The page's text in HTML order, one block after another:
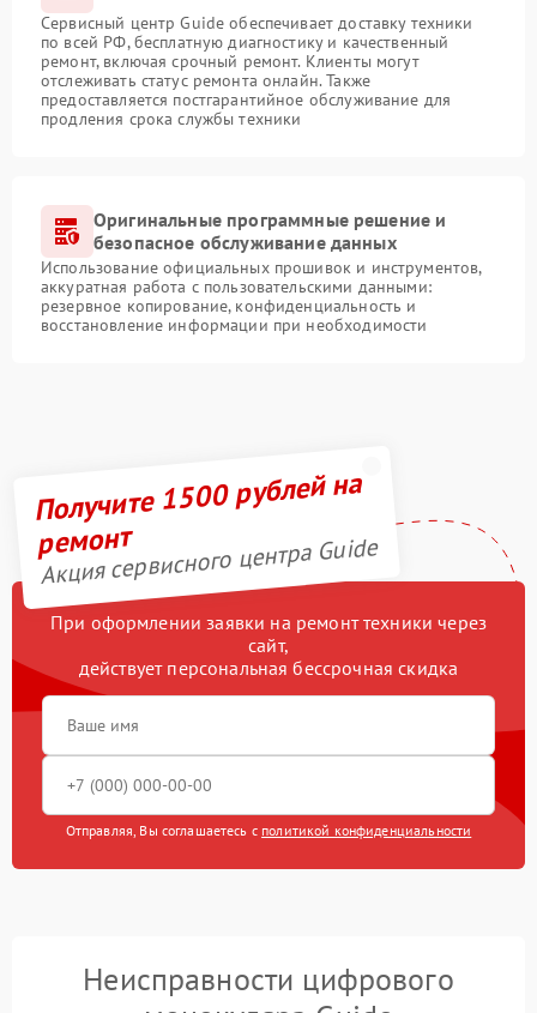
Сервисный центр Guide обеспечивает доставку техники
по всей РФ, бесплатную диагностику и качественный
ремонт, включая срочный ремонт. Клиенты могут
отслеживать статус ремонта онлайн. Также
предоставляется постгарантийное обслуживание для
продления срока службы техники
Оригинальные программные решение и
безопасное обслуживание данных
Использование официальных прошивок и инструментов,
аккуратная работа с пользовательскими данными:
резервное копирование, конфиденциальность и
восстановление информации при необходимости
Получите 1500 рублей на
ремонт
Акция сервисного центра Guide
При оформлении заявки на ремонт техники через
сайт,
действует персональная бессрочная скидка
Отправляя, Вы соглашаетесь с политикой конфиденциальности
Неисправности цифрового